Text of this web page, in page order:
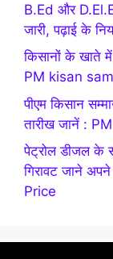
B.Ed और
जारी, पढ़ाई के
किसानों के खाते
PM kisan
पीएम किसान
तारीख जानें :
पेट्रोल डीजल के
गिरावट जाने
Price